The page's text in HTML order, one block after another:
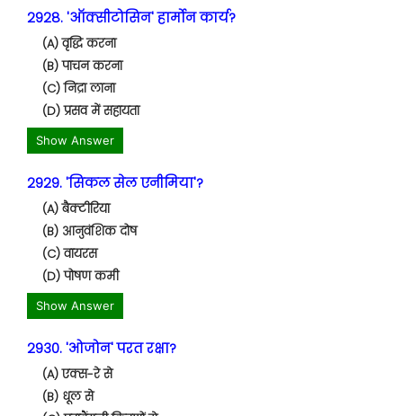
2928. 'ऑक्सीटोसिन' हार्मोन कार्य?
(A) वृद्धि करना
(B) पाचन करना
(C) निद्रा लाना
(D) प्रसव में सहायता
Show Answer
2929. 'सिकल सेल एनीमिया'?
(A) बैक्टीरिया
(B) आनुवंशिक दोष
(C) वायरस
(D) पोषण कमी
Show Answer
2930. 'ओजोन' परत रक्षा?
(A) एक्स-रे से
(B) धूल से